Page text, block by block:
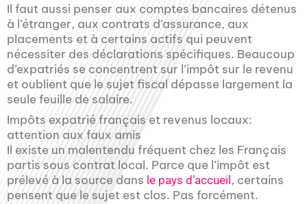
Il faut aussi penser aux comptes bancaires détenus
à l’étranger, aux contrats d’assurance, aux
placements et à certains actifs qui peuvent
nécessiter des déclarations spécifiques. Beaucoup
d’expatriés se concentrent sur l’impôt sur le revenu
et oublient que le sujet fiscal dépasse largement la
seule feuille de salaire.
Impôts expatrié français et revenus locaux:
attention aux faux amis
Il existe un malentendu fréquent chez les Français
partis sous contrat local. Parce que l’impôt est
prélevé à la source dans le pays d’accueil , certains
pensent que le sujet est clos. Pas forcément.